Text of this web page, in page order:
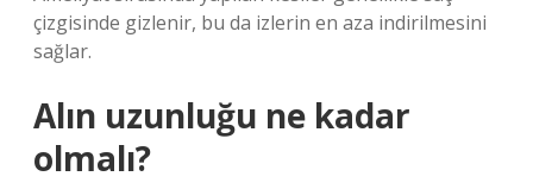
çizgisinde gizlenir, bu da izlerin en aza indirilmesini
sağlar.
Alın uzunluğu ne kadar
olmalı?